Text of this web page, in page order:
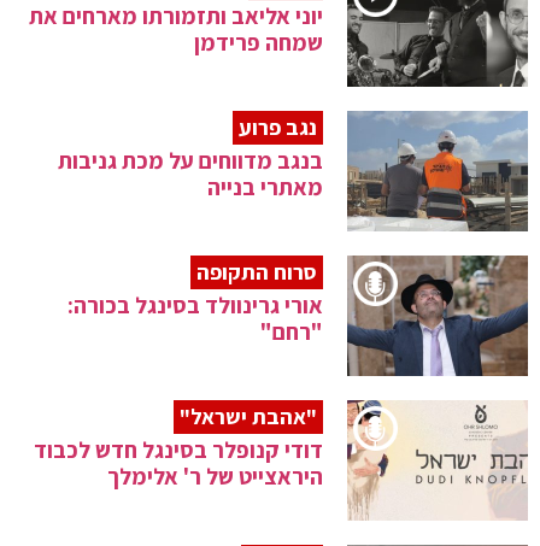
יוני אליאב ותזמורתו מארחים את
שמחה פרידמן
נגב פרוע
בנגב מדווחים על מכת גניבות
מאתרי בנייה
סרוח התקופה
אורי גרינוולד בסינגל בכורה:
"רחם"
"אהבת ישראל"
דודי קנופלר בסינגל חדש לכבוד
היראצייט של ר' אלימלך